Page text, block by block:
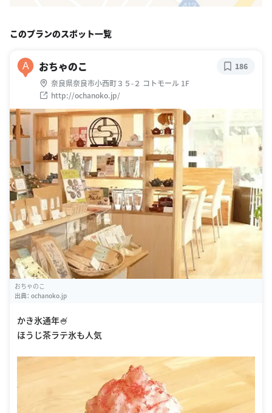
このプランのスポット一覧
A おちゃのこ
奈良県奈良市小西町３５-２ コトモール 1F
http://ochanoko.jp/
186
おちゃのこ
出典： ochanoko.jp
かき氷通年🍧
ほうじ茶ラテ氷も人気